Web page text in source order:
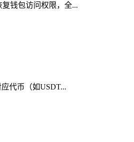
钱包访问权限，全...
代币（如USDT...